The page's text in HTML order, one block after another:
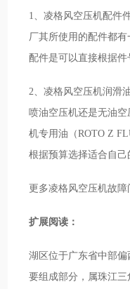
1、凌格风空压机配件
厂其所使用的配件都
配件是可以直接根据件
2、凌格风空压机润滑
喷油空压机还是无油
机专用油（ROTO Z
根据预算选择适合自己
更多凌格风空压机故
扩展阅读：
湖区位于广东省中部
要组成部分，属珠江